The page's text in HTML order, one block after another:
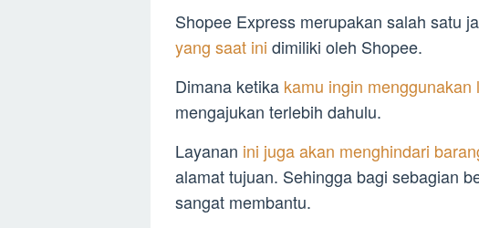
Shopee Express merupakan salah satu
yang saat ini dimiliki oleh Shopee.
Dimana ketika kamu ingin
mengajukan terlebih dahulu.
Layanan ini juga akan menghindari
alamat tujuan. Sehingga bagi sebagian
sangat membantu.